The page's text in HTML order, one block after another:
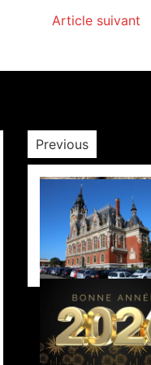
Article suivant
Previous